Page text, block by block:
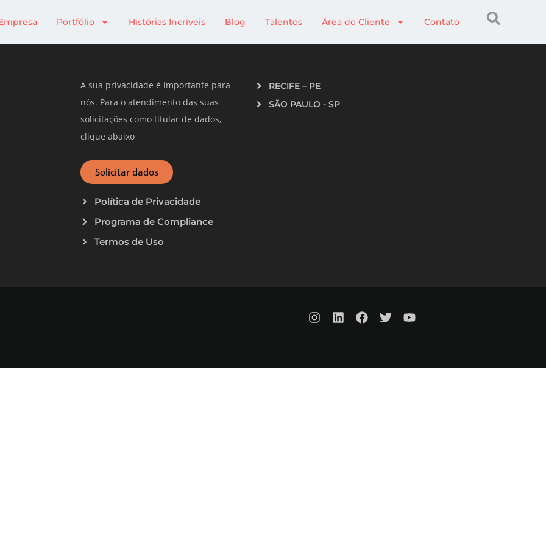
Portfólio Histórias Incríveis Blog Talentos Área do Cliente Contato
Digital
A sua privacidade é importante para
nós. Para o atendimento das suas
solicitações como titular de dados,
clique abaixo
Solicitar dados
Política de Privacidade
Programa de Compliance
Termos de Uso
RECIFE – PE
SÃO PAULO - SP